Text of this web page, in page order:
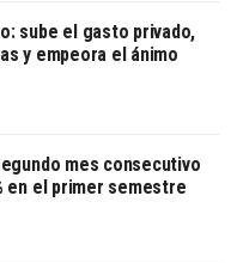
sube el gasto privado,
y empeora el ánimo
mes consecutivo
en el primer semestre